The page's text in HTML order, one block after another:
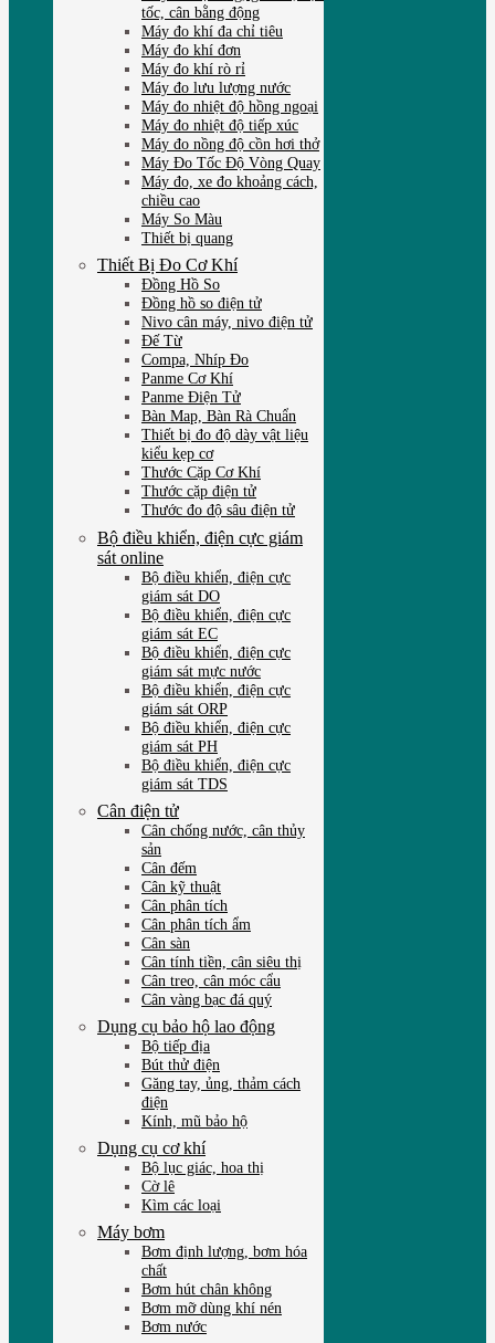
tốc, cân bằng động
Máy đo khí đa chỉ tiêu
Máy đo khí đơn
Máy đo khí rò rỉ
Máy đo lưu lượng nước
Máy đo nhiệt độ hồng ngoại
Máy đo nhiệt độ tiếp xúc
Máy đo nồng độ cồn hơi thở
Máy Đo Tốc Độ Vòng Quay
Máy đo, xe đo khoảng cách,
chiều cao
Máy So Màu
Thiết bị quang
Thiết Bị Đo Cơ Khí
Đồng Hồ So
Đồng hồ so điện tử
Nivo cân máy, nivo điện tử
Đế Từ
Compa, Nhíp Đo
Panme Cơ Khí
Panme Điện Tử
Bàn Map, Bàn Rà Chuẩn
Thiết bị đo độ dày vật liệu
kiểu kẹp cơ
Thước Cặp Cơ Khí
Thước cặp điện tử
Thước đo độ sâu điện tử
Bộ điều khiển, điện cực giám
sát online
Bộ điều khiển, điện cực
giám sát DO
Bộ điều khiển, điện cực
giám sát EC
Bộ điều khiển, điện cực
giám sát mực nước
Bộ điều khiển, điện cực
giám sát ORP
Bộ điều khiển, điện cực
giám sát PH
Bộ điều khiển, điện cực
giám sát TDS
Cân điện tử
Cân chống nước, cân thủy
sản
Cân đếm
Cân kỹ thuật
Cân phân tích
Cân phân tích ẩm
Cân sàn
Cân tính tiền, cân siêu thị
Cân treo, cân móc cẩu
Cân vàng bạc đá quý
Dụng cụ bảo hộ lao động
Bộ tiếp địa
Bút thử điện
Găng tay, ủng, thảm cách
điện
Kính, mũ bảo hộ
Dụng cụ cơ khí
Bộ lục giác, hoa thị
Cờ lê
Kìm các loại
Máy bơm
Bơm định lượng, bơm hóa
chất
Bơm hút chân không
Bơm mỡ dùng khí nén
Bơm nước